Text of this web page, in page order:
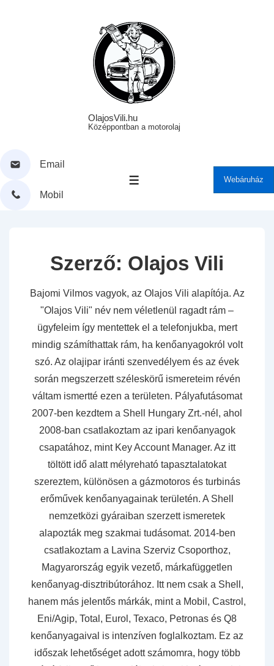
OlajosVili.hu
Középpontban a motorolaj
Email
Mobil
MENÜ Webáruház
Szerző: Olajos Vili
Bajomi Vilmos vagyok, az Olajos Vili alapítója. Az
"Olajos Vili" név nem véletlenül ragadt rám –
ügyfeleim így mentettek el a telefonjukba, mert
mindig számíthattak rám, ha kenőanyagokról volt
szó. Az olajipar iránti szenvedélyem és az évek
során megszerzett széleskörű ismereteim révén
váltam ismertté ezen a területen. Pályafutásomat
2007-ben kezdtem a Shell Hungary Zrt.-nél, ahol
2008-ban csatlakoztam az ipari kenőanyagok
csapatához, mint Key Account Manager. Az itt
töltött idő alatt mélyreható tapasztalatokat
szereztem, különösen a gázmotoros és turbinás
erőművek kenőanyagainak területén. A Shell
nemzetközi gyáraiban szerzett ismeretek
alapozták meg szakmai tudásomat. 2014-ben
csatlakoztam a Lavina Szerviz Csoporthoz,
Magyarország egyik vezető, márkafüggetlen
kenőanyag-disztribútorához. Itt nem csak a Shell,
hanem más jelentős márkák, mint a Mobil, Castrol,
Eni/Agip, Total, Eurol, Texaco, Petronas és Q8
kenőanyagaival is intenzíven foglalkoztam. Ez az
időszak lehetőséget adott számomra, hogy több